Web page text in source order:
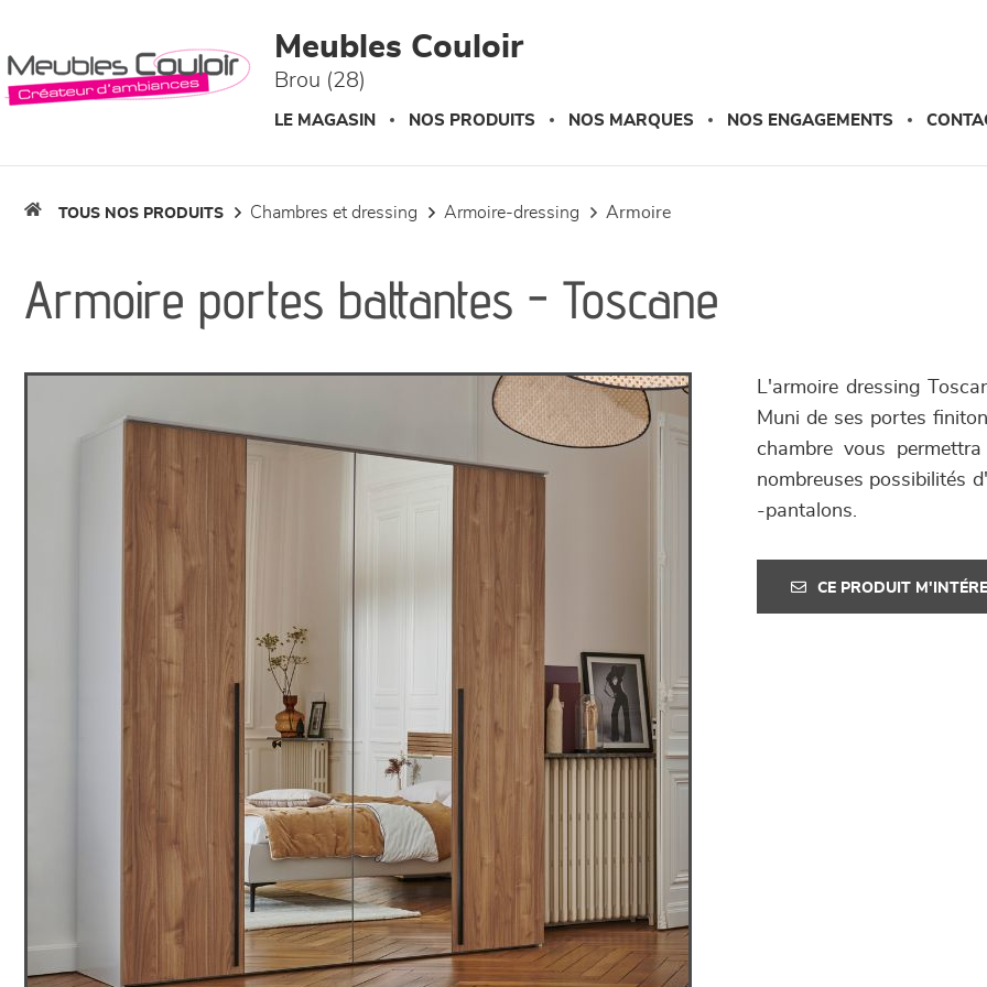
Meubles Couloir
Brou (28)
LE MAGASIN NOS PRODUITS NOS MARQUES NOS ENGAGEMENTS
TOUS NOS PRODUITS chambres et dressing armoire-dressing armoire
Armoire portes battantes - Toscane
L'armoire dressing
Muni de ses portes
chambre vous
nombreuses possibilités
-pantalons.
CE PRODUIT